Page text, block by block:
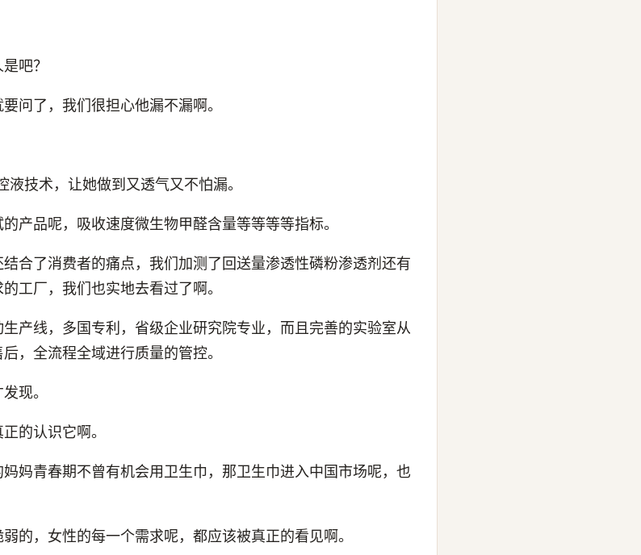
吧？
问了，我们很担心他漏不漏啊。
技术，让她做到又透气又不怕漏。
产品呢，吸收速度微生物甲醛含量等等等等指标。
合了消费者的痛点，我们加测了回送量渗透性磷粉渗透剂还有
工厂，我们也实地去看过了啊。
产线，多国专利，省级企业研究院专业，而且完善的实验室从
，全流程全域进行质量的管控。
现。
的认识它啊。
妈青春期不曾有机会用卫生巾，那卫生巾进入中国市场呢，也
的，女性的每一个需求呢，都应该被真正的看见啊。